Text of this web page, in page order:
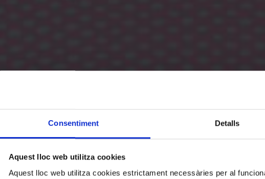
Consentiment Detalls
Aquest lloc web utilitza cookies
Aquest lloc web utilitza cookies estrictament necessàries per al